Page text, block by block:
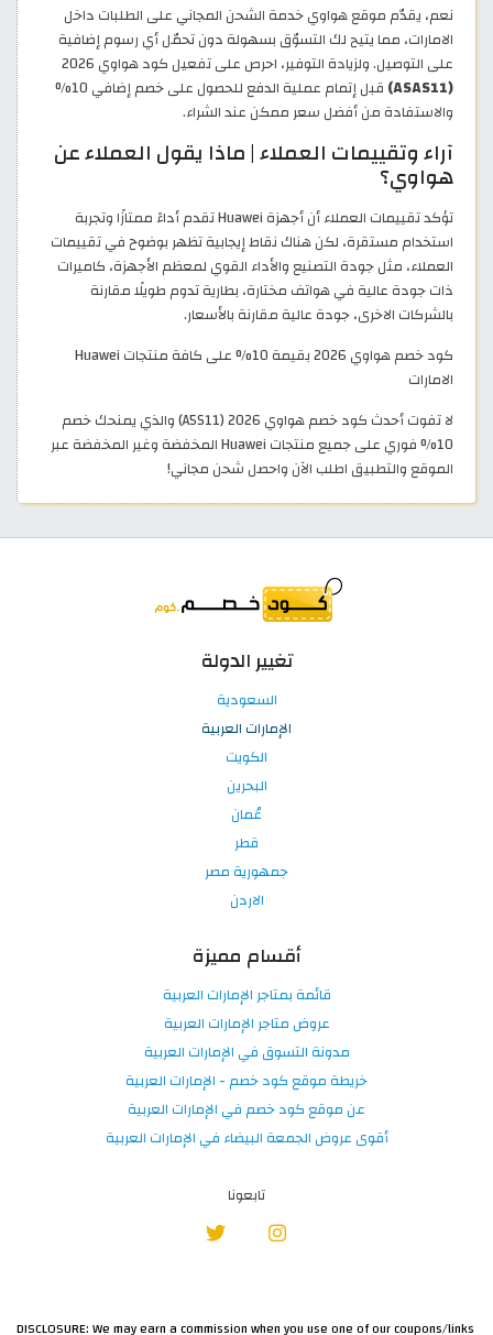
نعم، يقدّم موقع هواوي خدمة الشحن المجاني على الطلبات داخل
الامارات، مما يتيح لك التسوّق بسهولة دون تحمّل أي رسوم إضافية
على التوصيل. ولزيادة التوفير، احرص على تفعيل كود هواوي 2026
(ASAS11)
قبل إتمام عملية الدفع للحصول على خصم إضافي 10%
والاستفادة من أفضل سعر ممكن عند الشراء.
آراء وتقييمات العملاء | ماذا يقول العملاء عن
هواوي؟
تؤكد تقييمات العملاء أن أجهزة Huawei تقدم أداءً ممتازًا وتجربة
استخدام مستقرة، لكن هناك نقاط إيجابية تظهر بوضوح في تقييمات
العملاء، مثل جودة التصنيع والأداء القوي لمعظم الأجهزة، كاميرات
ذات جودة عالية في هواتف مختارة، بطارية تدوم طويلًا مقارنة
بالشركات الاخرى، جودة عالية مقارنة بالأسعار.
كود خصم هواوي 2026 بقيمة 10% على كافة منتجات Huawei
الامارات
لا تفوت أحدث كود خصم هواوي 2026 (A5S11) والذي يمنحك خصم
10% فوري على جميع منتجات Huawei المخفضة وغير المخفضة عبر
الموقع والتطبيق اطلب الآن واحصل شحن مجاني!
تغيير الدولة
السعودية
الإمارات العربية
الكويت
البحرين
عُمان
قطر
جمهورية مصر
الاردن
أقسام مميزة
قائمة بمتاجر الإمارات العربية
عروض متاجر الإمارات العربية
مدونة التسوق في الإمارات العربية
خريطة موقع كود خصم - الإمارات العربية
عن موقع كود خصم في الإمارات العربية
أقوى عروض الجمعة البيضاء في الإمارات العربية
تابعونا
DISCLOSURE: We may earn a commission when you use one of our coupons/links